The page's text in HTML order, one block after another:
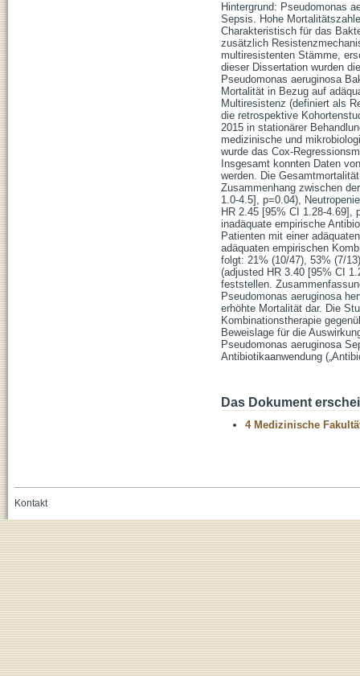
Hintergrund: Pseudomonas
Sepsis. Hohe
Charakteristisch für das
zusätzlich
multiresistenten Stämme,
dieser Dissertation wurden
Pseudomonas aeruginosa
Mortalität in Bezug auf
Multiresistenz (definiert als
die retrospektive
2015 in stationärer
medizinische und
wurde das Cox-
Insgesamt konnten Daten
werden. Die
Zusammenhang zwischen
1.0-4.5], p=0.04),
HR 2.45 [95% CI 1.28-4.69],
inadäquate empirische
Patienten mit einer
adäquaten empirischen
folgt: 21% (10/47), 53% (7/
(adjusted HR 3.40 [95% CI
feststellen.
Pseudomonas aeruginosa
erhöhte Mortalität dar. Die
Kombinationstherapie
Beweislage für die
Pseudomonas aeruginosa
Antibiotikaanwendung
Das Dokument
4 Medizinische
Kontakt